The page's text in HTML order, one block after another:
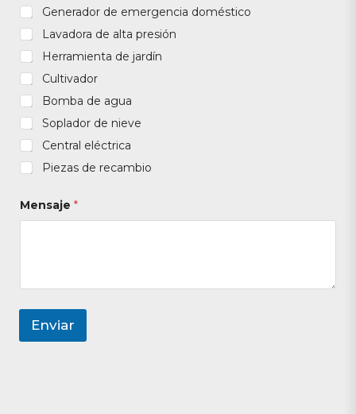
Generador de emergencia doméstico
Lavadora de alta presión
Herramienta de jardín
Cultivador
Bomba de agua
Soplador de nieve
Central eléctrica
Piezas de recambio
Mensaje *
Enviar